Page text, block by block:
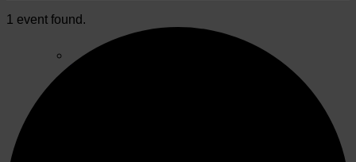
English
1 event found.